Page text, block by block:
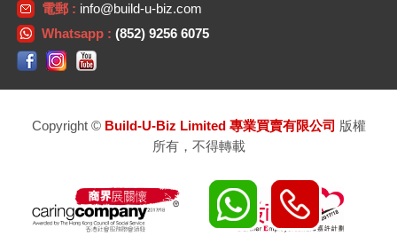
電郵 : info@build-u-biz.com
Whatsapp : (852) 9256 6075
Copyright © Build-U-Biz Limited 專業買賣有限公司 版權
所有，不得轉載